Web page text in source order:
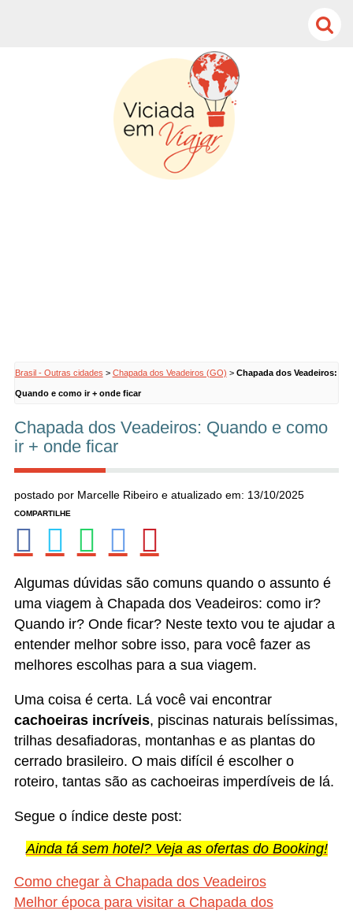
Brasil - Outras cidades > Chapada dos Veadeiros (GO) > Chapada dos Veadeiros:
Quando e como ir + onde ficar
Chapada dos Veadeiros: Quando e como
ir + onde ficar
postado por Marcelle Ribeiro e atualizado em: 13/10/2025
Algumas dúvidas são comuns quando o assunto é
uma viagem à Chapada dos Veadeiros: como ir?
Quando ir? Onde ficar? Neste texto vou te ajudar a
entender melhor sobre isso, para você fazer as
melhores escolhas para a sua viagem.
Uma coisa é certa. Lá você vai encontrar
cachoeiras incríveis, piscinas naturais belíssimas,
trilhas desafiadoras, montanhas e as plantas do
cerrado brasileiro. O mais difícil é escolher o
roteiro, tantas são as cachoeiras imperdíveis de lá.
Segue o índice deste post:
Ainda tá sem hotel? Veja as ofertas do Booking!
Como chegar à Chapada dos Veadeiros
Melhor época para visitar a Chapada dos